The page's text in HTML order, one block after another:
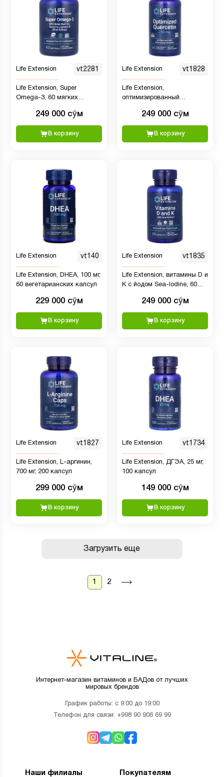
Life Extension vt2281
Life Extension, Super
Omega-3, 60 мягких
249 000 сӯм
В корзину
Life Extension vt1828
Life Extension,
оптимизированный
вегетарианских капсул
249 000 сӯм
В корзину
Life Extension vt140
Life Extension, DHEA, 100 мг,
60 вегетарианских капсул
229 000 сӯм
В корзину
Life Extension vt1835
Life Extension, витамины D и
К с йодом Sea-Iodine, 60
249 000 сӯм
В корзину
Life Extension vt1827
Life Extension, L-аргинин,
700 мг, 200 капсул
299 000 сӯм
В корзину
Life Extension vt1734
Life Extension, ДГЭА, 25 мг,
100 капсул
149 000 сӯм
В корзину
Загрузить еще
1 2
Интернет-магазин витаминов и БАДов от лучших
мировых брендов
График работы: с 9:00 до 19:00
Телефон для связи: +998 90 906 69 99
Наши филиалы Покупателям